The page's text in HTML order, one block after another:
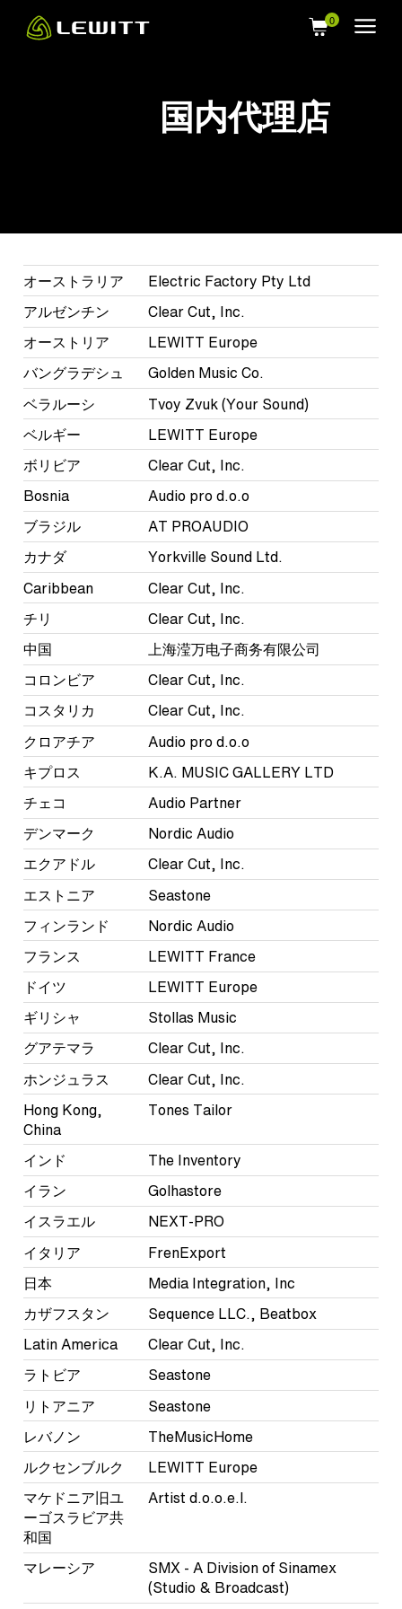
国内代理店
オーストラリア
Electric Factory Pty Ltd
アルゼンチン
Clear Cut, Inc.
オーストリア
LEWITT Europe
バングラデシュ
Golden Music Co.
ベラルーシ
Tvoy Zvuk (Your Sound)
ベルギー
LEWITT Europe
ボリビア
Clear Cut, Inc.
Bosnia
Audio pro d.o.o
ブラジル
AT PROAUDIO
カナダ
Yorkville Sound Ltd.
Caribbean
Clear Cut, Inc.
チリ
Clear Cut, Inc.
中国
上海滢万电子商务有限公司
コロンビア
Clear Cut, Inc.
コスタリカ
Clear Cut, Inc.
クロアチア
Audio pro d.o.o
キプロス
K.A. MUSIC GALLERY LTD
チェコ
Audio Partner
デンマーク
Nordic Audio
エクアドル
Clear Cut, Inc.
エストニア
Seastone
フィンランド
Nordic Audio
フランス
LEWITT France
ドイツ
LEWITT Europe
ギリシャ
Stollas Music
グアテマラ
Clear Cut, Inc.
ホンジュラス
Clear Cut, Inc.
Hong Kong,
China
Tones Tailor
インド
The Inventory
イラン
Golhastore
イスラエル
NEXT-PRO
イタリア
FrenExport
日本
Media Integration, Inc
カザフスタン
Sequence LLC., Beatbox
Latin America
Clear Cut, Inc.
ラトビア
Seastone
リトアニア
Seastone
レバノン
TheMusicHome
ルクセンブルク
LEWITT Europe
マケドニア旧ユ
ーゴスラビア共
和国
Artist d.o.o.e.l.
マレーシア
SMX - A Division of Sinamex
(Studio & Broadcast)